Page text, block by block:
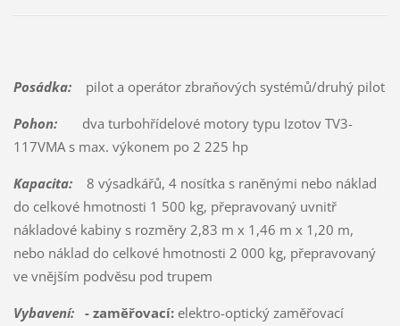
Posádka:pilot a operátor zbraňových systémů/druhý pilot
Pohon:dva turbohřídelové motory typu Izotov TV3-
117VMA s max. výkonem po 2 225 hp
Kapacita:8 výsadkářů, 4 nosítka s raněnými nebo náklad
do celkové hmotnosti 1 500 kg, přepravovaný uvnitř
nákladové kabiny s rozměry 2,83 m x 1,46 m x 1,20 m,
nebo náklad do celkové hmotnosti 2 000 kg, přepravovaný
ve vnějším podvěsu pod trupem
Vybavení: - zaměřovací:elektro-optický zaměřovací